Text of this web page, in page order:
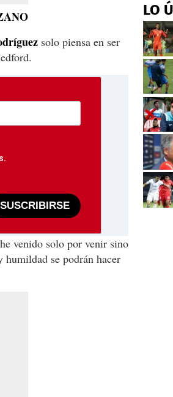
solo piensa en ser
SUSCRIBIRSE
venido solo por venir sino
humildad se podrán hacer
LO